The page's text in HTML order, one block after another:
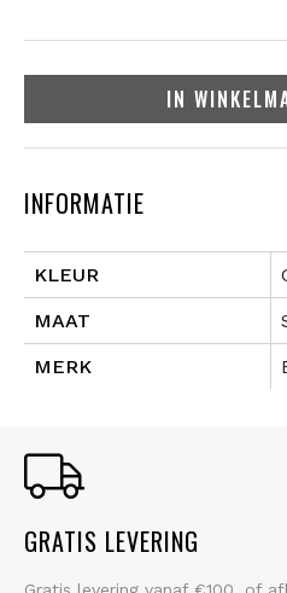
IN
INFORMATIE
KLEUR
MAAT
MERK
GRATIS LEVERING